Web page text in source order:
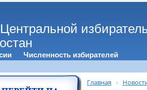
Численность избирателей
Главная